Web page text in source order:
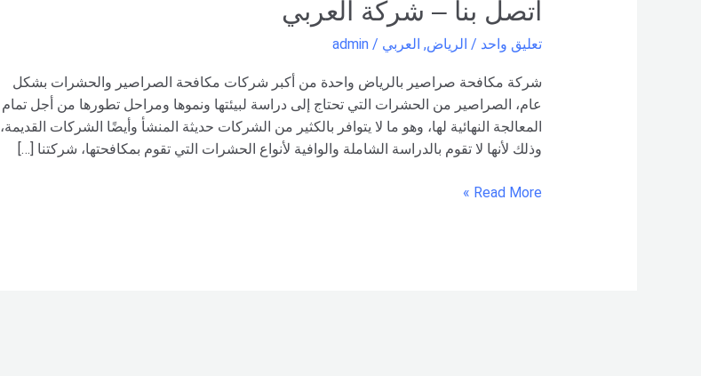
اتصل بنا – شركة العربي
تعليق واحد / الرياض, العربي /
admin
شركة مكافحة صراصير بالرياض واحدة من أكبر شركات مكافحة الصراصير والحشرات بشكل
عام، الصراصير من الحشرات التي تحتاج إلى دراسة لبيئتها ونموها ومراحل تطورها من أجل تمام
المعالجة النهائية لها، وهو ما لا يتوافر بالكثير من الشركات حديثة المنشأ وأيضًا الشركات القديمة،
وذلك لأنها لا تقوم بالدراسة الشاملة والوافية لأنواع الحشرات التي تقوم بمكافحتها، شركتنا […]
–
0551154864
اتصل
بنا –
شركة العربي
Read More »